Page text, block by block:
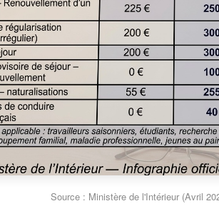
Source : Ministère de l'Intérieur (Avril